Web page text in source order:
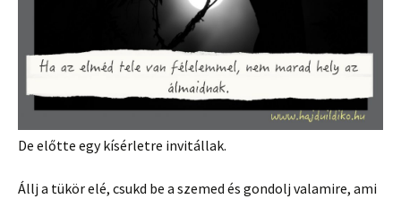
De előtte egy kísérletre invitállak.
Állj a tükör elé, csukd be a szemed és gondolj valamire, ami